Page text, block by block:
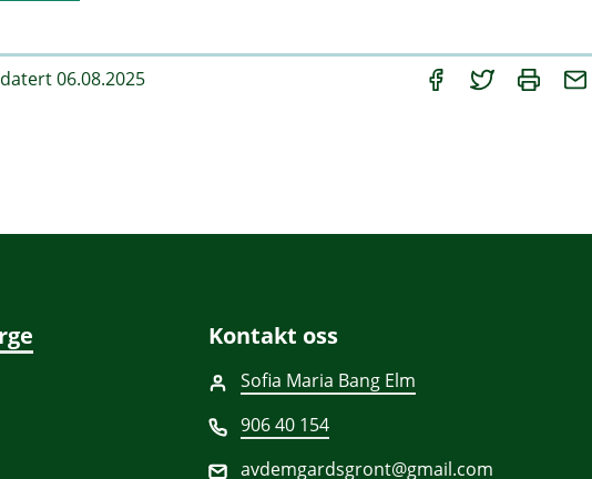
06.08.2025
Kontakt oss
Sofia Maria Bang Elm
906 40 154
avdemgardsgront@gmail.com